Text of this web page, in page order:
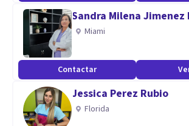
Sandra Milena Jimenez
Miami
Contactar
Jessica Perez Rubio
Florida